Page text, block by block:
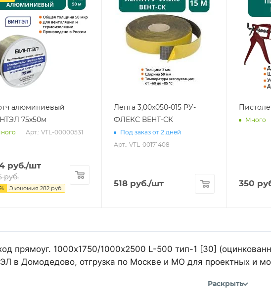
алюминиевый
75х50м
Арт.: VTL-00000531
руб./шт
руб.
% Экономия 282 руб.
Лента 3,00х050-015 РУ-
ФЛЕКС ВЕНТ-СК
Под заказ от 2 дней
Арт.: VTL-00171408
518 руб./шт
Много
350
прямоуг. 1000х1750/1000х2500 L-500 тип-1 [30]
в Домодедово, отгрузка по Москве и МО для проектных и
Раскрыть